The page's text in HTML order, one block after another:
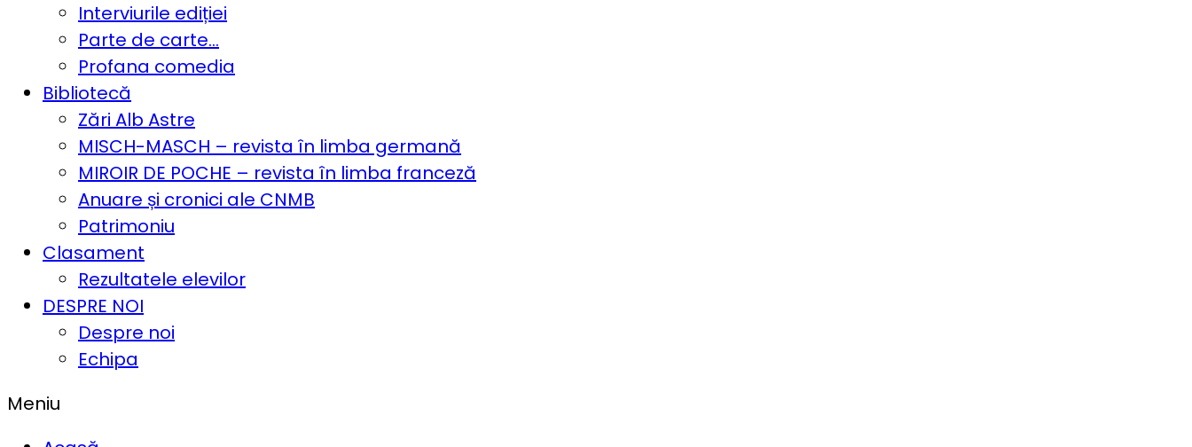
Interviurile ediției
Parte de carte…
Profana comedia
Bibliotecă
Zări Alb Astre
MISCH-MASCH – revista în limba germană
MIROIR DE POCHE – revista în limba franceză
Anuare și cronici ale CNMB
Patrimoniu
Clasament
Rezultatele elevilor
DESPRE NOI
Despre noi
Echipa
Meniu